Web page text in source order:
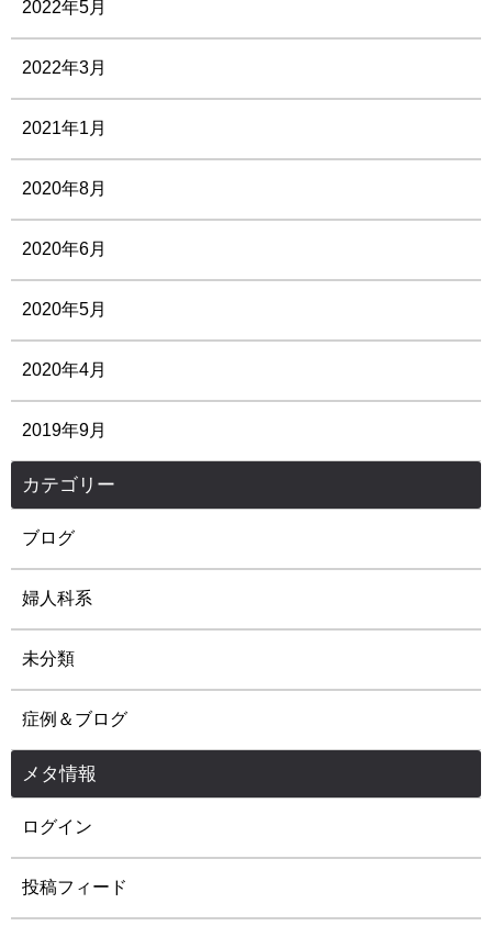
2022年5月
2022年3月
2021年1月
2020年8月
2020年6月
2020年5月
2020年4月
2019年9月
カテゴリー
ブログ
婦人科系
未分類
症例＆ブログ
メタ情報
ログイン
投稿フィード